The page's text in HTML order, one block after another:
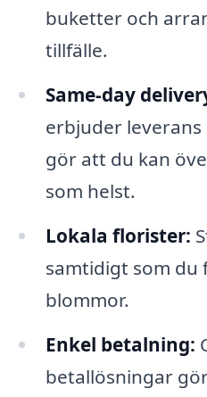
buketter och
tillfälle.
Same-day
erbjuder
gör att du kan
som helst.
Lokala florister:
samtidigt som du
blommor.
Enkel betalning:
betallösningar